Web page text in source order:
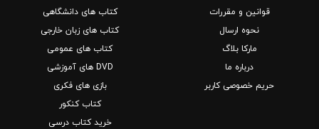
قوانین و مقررات
نحوه ارسال
مارکا بلاگ
درباره ما
حریم خصوصی کاربر
کتاب های دانشگاهی
کتاب های زبان خارجی
کتاب های عمومی
DVD های آموزشی
بازی های فکری
کتاب کنکور
خرید کتاب درسی